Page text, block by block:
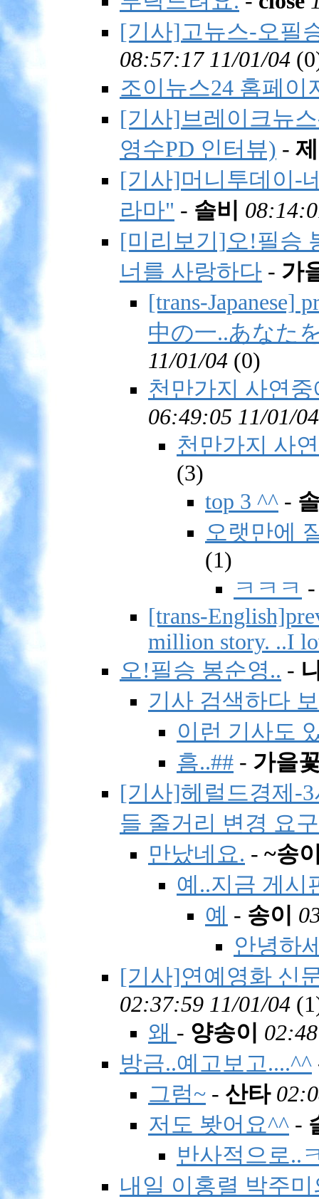
[기사]고뉴스-오필
08:57:17 11/01/04 (
조이뉴스24 홈페이
[기사]브레이크뉴
영수PD 인터뷰) -
[기사]머니투데이-
라마" - 솔비
[미리보기]오!필승
너를 사랑하다 - 가
[trans-Japanese]
中の一..あなた
11/01/04 (0)
천만가지 사연
06:49:05 11/01/04
천만가지 사
(3)
top 3 ^^ -
오랫만에
(1)
ㅋㅋㅋ
[trans-
million story. ..I
오!필승 봉순영.. -
기사 검색하다
이런 기사도
흠..## - 가을
[기사]헤럴드경제-
들 줄거리 변경 요구
만났네요. - ~송
예..지금 게시
예 - 송이
안녕하
[기사]연예영화 신
02:37:59 11/01/04 (
왜 - 양송이
방금..예고보고....^^
그럼~ - 산타
저도 봣어요^^ -
반사적으로..
내일 이홍렬 박주